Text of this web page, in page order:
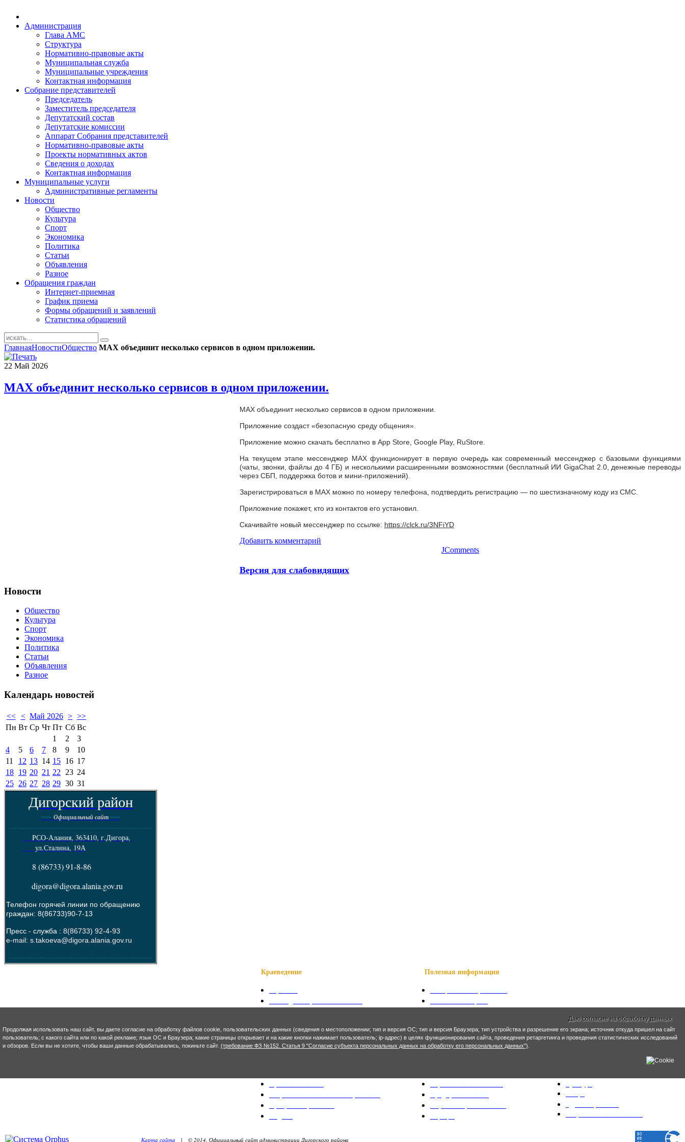
Администрация
Глава АМС
Структура
Нормативно-правовые акты
Муниципальная служба
Муниципальные учреждения
Контактная информация
Собрание представителей
Председатель
Заместитель председателя
Депутатский состав
Депутатские комиссии
Аппарат Собрания представителей
Нормативно-правовые акты
Проекты нормативных актов
Сведения о доходах
Контактная информация
Муниципальные услуги
Административные регламенты
Новости
Общество
Культура
Спорт
Экономика
Политика
Статьи
Объявления
Разное
Обращения граждан
Интернет-приемная
График приема
Формы обращений и заявлений
Статистика обращений
ГлавнаяНовостиОбщество MAX объединит несколько сервисов в одном приложении.
22 Май 2026
MAX объединит несколько сервисов в одном приложении.
MAX объединит несколько сервисов в одном приложении.
Приложение создаст «безопасную среду общения».
Приложение можно скачать бесплатно в App Store, Google Play, RuStore.
На текущем этапе мессенджер MAX функционирует в первую очередь как современный мессенджер с базовыми функциями
(чаты, звонки, файлы до 4 ГБ) и несколькими расширенными возможностями (бесплатный ИИ GigaChat 2.0, денежные переводы
через СБП, поддержка ботов и мини-приложений).
Зарегистрироваться в MAX можно по номеру телефона, подтвердить регистрацию — по шестизначному коду из СМС.
Приложение покажет, кто из контактов его установил.
Скачивайте новый мессенджер по ссылке: https://clck.ru/3NFiYD
Добавить комментарий
JComments
Версия для слабовидящих
Новости
Общество
Культура
Спорт
Экономика
Политика
Статьи
Объявления
Разное
Календарь новостей
<< < Май 2026 > >>
Пн Вт Ср Чт Пт Сб Вс
1
2
3
4
5 6 7 8 9
10
11
12 13 14 15 16 17
18 19 20 21 22 23 24
25 26 27 28 29 30 31
Дигорский район
---- Официальный сайт----
--------------------------------------------------------
РСО-Алания, 363410, г.Дигора,
ул.Сталина, 19А
8 (86733) 91-8-86
digora@digora.alania.gov.ru
Телефон горячей линии по обращению
граждан: 8(86733)90-7-13
Пресс - служба : 8(86733) 92-4-93
e-mail: s.takoeva@digora.alania.gov.ru
--------------------------------------------------------
Краеведение
Фотогалерея
Полезная информация
Осетинские имена
Карта сайта | © 2014. Официальный сайт администрации Дигорского района
Даю согласие на обработку данных
Продолжая использовать наш сайт, вы даете согласие на обработку файлов cookie, пользовательских данных (сведения о местоположении; тип и версия ОС; тип и версия Браузера; тип устройства и разрешение его экрана; источник откуда пришел на сайт
пользователь; с какого сайта или по какой рекламе; язык ОС и Браузера; какие страницы открывает и на какие кнопки нажимает пользователь; ip-адрес) в целях функционирования сайта, проведения ретаргетинга и проведения статистических исследований
и обзоров. Если вы не хотите, чтобы ваши данные обрабатывались, покиньте сайт. (требование ФЗ №152. Статья 9 "Согласие субъекта персональных данных на обработку его персональных данных")